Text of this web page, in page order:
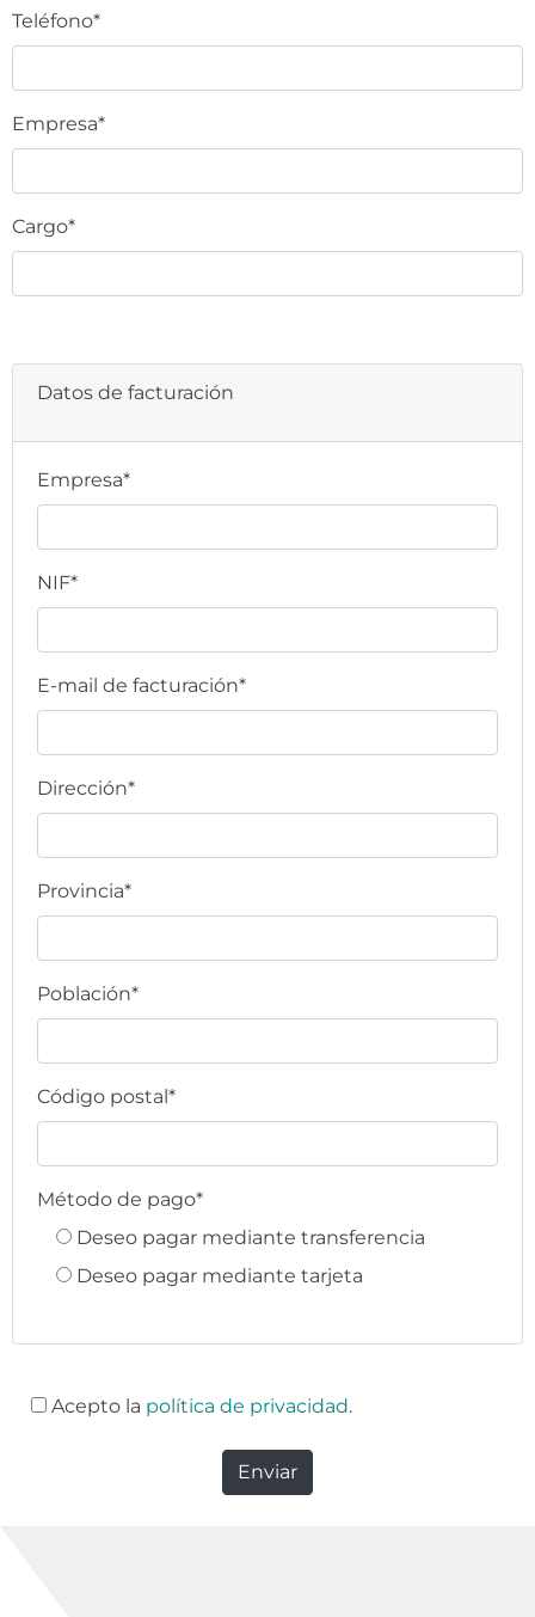
Teléfono*
Empresa*
Cargo*
Datos de facturación
Empresa*
NIF*
E-mail de facturación*
Dirección*
Provincia*
Población*
Código postal*
Método de pago*
Deseo pagar mediante transferencia
Deseo pagar mediante tarjeta
Acepto la política de privacidad.